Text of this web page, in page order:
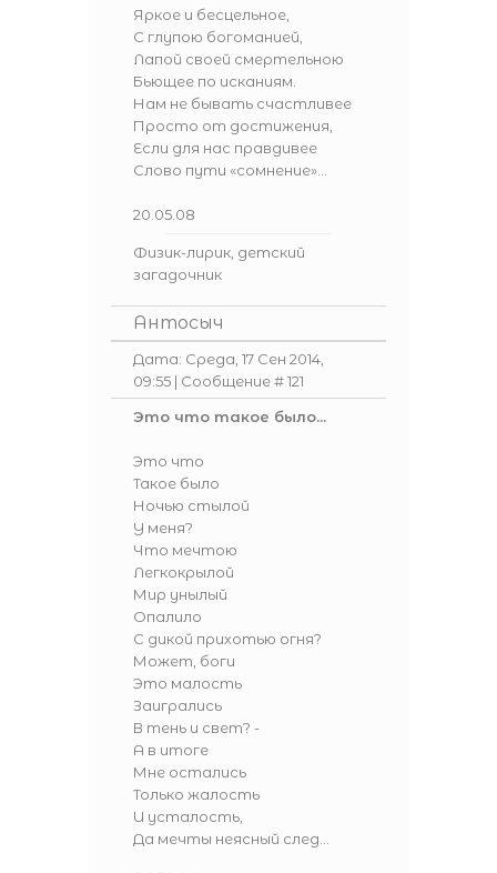
Яркое и бесцельное,
С глупою богоманией,
Лапой своей смертельною
Бьющее по исканиям.
Нам не бывать счастливее
Просто от достижения,
Если для нас правдивее
Слово пути «сомнение»...
20.05.08
Физик-лирик, детский
загадочник
Антосыч
Дата: Среда, 17 Сен 2014,
09:55 | Сообщение #121
Это что такое было...
Это что
Такое было
Ночью стылой
У меня?
Что мечтою
Легкокрылой
Мир унылый
Опалило
С дикой прихотью огня?
Может, боги
Это малость
Заигрались
В тень и свет? -
А в итоге
Мне остались
Только жалость
И усталость,
Да мечты неясный след...